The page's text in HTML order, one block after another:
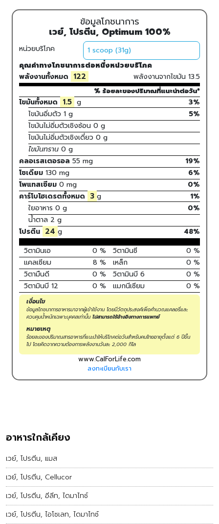
ข้อมูลโภชนาการ
เวย์, โปรตีน, Optimum 100%
หน่วยบริโภค
คุณค่าทางโภชนาการต่อหนึ่งหน่วยบริโภค
พลังงานทั้งหมด 122 พลังงานจากไขมัน 13.5
% ร้อยละของปริมาณที่แนะนำต่อวัน*
ไขมันทั้งหมด 1.5 g
3%
ไขมันอิ่มตัว 1g 5%
ไขมันไม่อิ่มตัวเชิงซ้อน 0 g
ไขมันไม่อิ่มตัวเชิงเดี่ยว 0 g
ไขมันทราน 0 g
คลอเรสเตอรอล 55 mg 19%
โซเดียม 130 mg 6%
โพแทสเซียม 0 mg 0%
คาร์โบไฮเดรตทั้งหมด 3 g 1%
ใยอาหาร 0 g
0%
น้ำตาล 2 g
โปรตีน 24 g 48%
วิตามินเอ
0 % วิตามินซี 0 %
แคลเซียม
8 % เหล็ก 0 %
วิตามืนดี
0 % วิตามินบี 6 0 %
วิตามินบี 12
0 % แมกนีเซียม 0 %
เงื่อนไข
ข้อมูลโภชนาการอาหารมาจากผู้เข้าใช้งาน โดยมีวัตถุประสงค์เพื่อคำนวณแคลอรี่และ
ควบคุมน้ำหนักเฉพาะบุคคลเท่านั้น ไม่สามารถใช้อ้างอิงทางการแพทย์
หมายเหตุ
ร้อยละของปริมาณสารอาหารที่แนะนำให้บริโภคต่อวันสำหรับคนไทยอายุตั้งแต่ 6 ปีขึ้น
ไป โดยคิดจากความต้องการพลังงานวันละ 2,000 กิโล
www.CalForLife.com
ลงทะเบียนกับเรา
อาหารใกล้เคียง
เวย์, โปรตีน, แมส
เวย์, โปรตีน, Cellucor
เวย์, โปรตีน, อีลีท, ไดมาไทซ์
เวย์, โปรตีน, ไอโซเลท, ไดมาไทซ์